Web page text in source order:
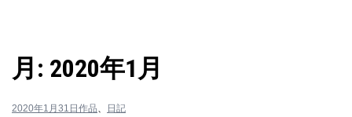
月: 2020年1月
2020年1月31日 作品、 日記